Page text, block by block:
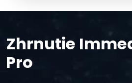
Zhrnutie
Pro